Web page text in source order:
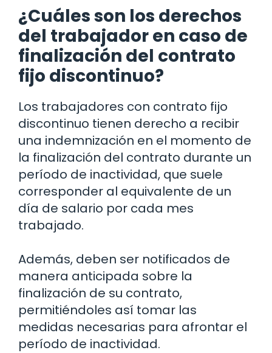
¿Cuáles son los derechos
del trabajador en caso de
finalización del contrato
fijo discontinuo?
Los trabajadores con contrato fijo
discontinuo tienen derecho a recibir
una indemnización en el momento de
la finalización del contrato durante un
período de inactividad, que suele
corresponder al equivalente de un
día de salario por cada mes
trabajado.
Además, deben ser notificados de
manera anticipada sobre la
finalización de su contrato,
permitiéndoles así tomar las
medidas necesarias para afrontar el
período de inactividad.